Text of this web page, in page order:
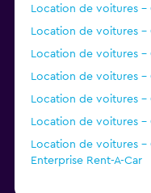
Location de voitures -
Location de voitures -
Location de voitures -
Location de voitures -
Location de voitures -
Location de voitures -
Location de voitures -
Enterprise Rent-A-Car